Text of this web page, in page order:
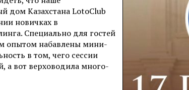
дом Казахстана LotoClub
новичках в
Специально для гостей
опытом набавлены мини-
в том, чего сессии
а вот верховодила много-